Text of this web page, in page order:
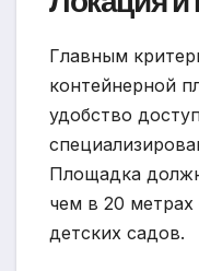
Главным
контейнерной
удобство
Площадка
чем в 20
детских садов.